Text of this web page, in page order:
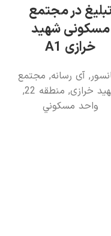
در مجتمع
مسکونی شهید
خرازی A1
, آی رسانه, مجتمع
خرازی, منطقه 22
,
واحد مسکوني